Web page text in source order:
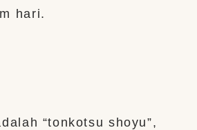
hari.
“tonkotsu shoyu”,